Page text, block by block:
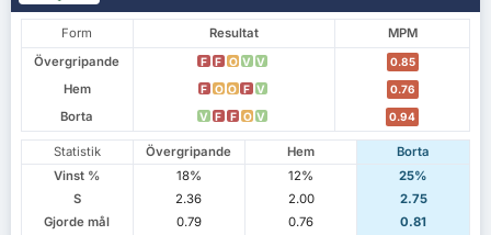
Form Resultat
MPM
Övergripande
F F O V V 0.85
Hem F O O F V 0.76
Borta V F F O V 0.94
Statistik Övergripande Hem
Borta
Vinst %
18% 12%
25%
S
2.36 2.00
2.75
Gjorde mål
0.79 0.76
0.81